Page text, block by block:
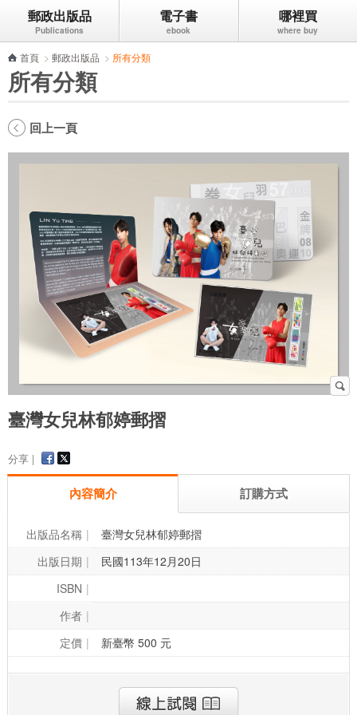
跳到主要內容區塊
郵政出版品 電子書 哪裡買
首頁 > 郵政出版品 > 所有分類
所有分類
回上一頁
臺灣女兒林郁婷郵摺
分享 |
內容簡介 訂購方式
出版品名稱
臺灣女兒林郁婷郵摺
出版日期
民國113年12月20日
ISBN
作者
定價
新臺幣 500 元